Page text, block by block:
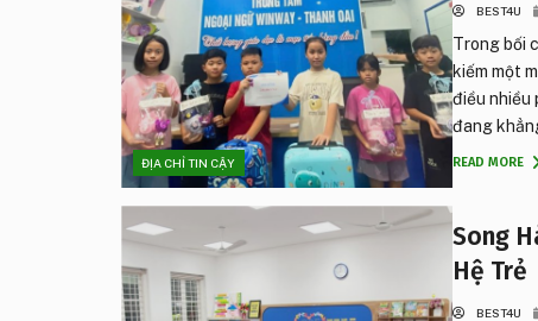
ĐỊA CHỈ TIN CẬY
BEST4U
Trong bối
kiếm một
điều nhiều
đang
READ MORE
Song
Hệ Trẻ
BEST4U